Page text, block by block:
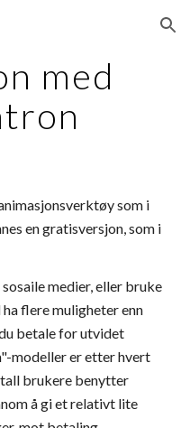
Skip to navigation
med
som i
en gratisversjon, som i
medier, eller bruke
flere muligheter enn
betale for utvidet
modeller er etter hvert
brukere benytter
å gi et relativt lite